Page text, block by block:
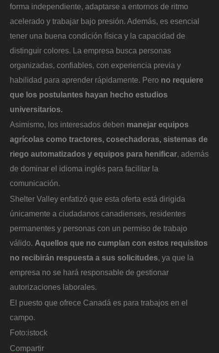
forma independiente, adaptarse a entornos de ritmo
acelerado y trabajar bajo presión. Además, es esencial
tener una buena condición física y la capacidad de
distinguir colores. La empresa busca personas
organizadas, confiables, con experiencia previa y
habilidad para aprender rápidamente. Pero no requiere
que los postulantes hayan hecho estudios
universitarios.
Asimismo, los interesados deben manejar equipos
agrícolas como tractores, cosechadoras, sistemas de
riego automatizados y equipos para henificar, además
de dominar el idioma inglés para facilitar la
comunicación.
Shelter Valley enfatizó que esta oferta está dirigida
únicamente a ciudadanos canadienses, residentes
permanentes y personas con un permiso de trabajo
válido. Aquellos que no cumplan con estos requisitos
no recibirán respuesta a sus solicitudes, ya que la
empresa no se hará responsable de gestionar
autorizaciones laborales.
El puesto que ofrece Canadá es para trabajos en el
campo.
Foto:istock
Compartir